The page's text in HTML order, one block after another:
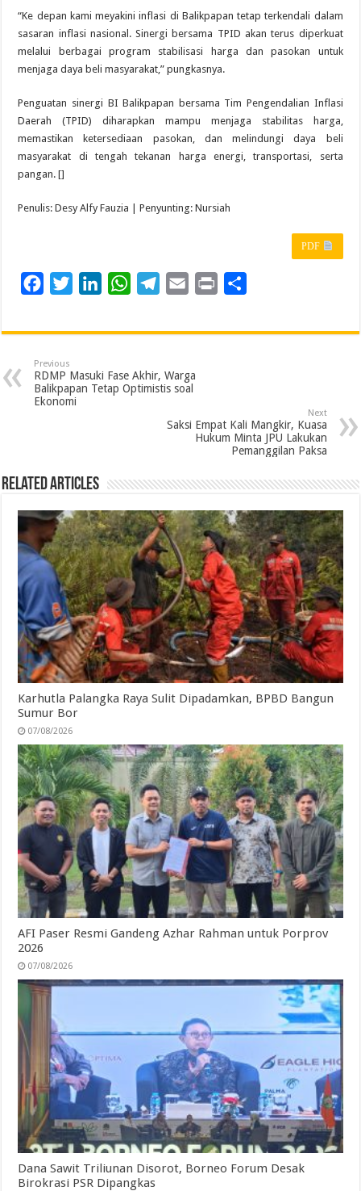
“Ke depan kami meyakini inflasi di Balikpapan tetap terkendali dalam
sasaran inflasi nasional. Sinergi bersama TPID akan terus diperkuat
melalui berbagai program stabilisasi harga dan pasokan untuk
menjaga daya beli masyarakat,” pungkasnya.
Penguatan sinergi BI Balikpapan bersama Tim Pengendalian Inflasi
Daerah (TPID) diharapkan mampu menjaga stabilitas harga,
memastikan ketersediaan pasokan, dan melindungi daya beli
masyarakat di tengah tekanan harga energi, transportasi, serta
pangan. []
Penulis: Desy Alfy Fauzia | Penyunting: Nursiah
PDF
c
b
o
i
t
e
n
e
d
W
a
s
A
l
g
r
a
l
i
a
Previous
RDMP Masuki Fase Akhir, Warga
Balikpapan Tetap Optimistis soal
Ekonomi
Next
Saksi Empat Kali Mangkir, Kuasa
Hukum Minta JPU Lakukan
Pemanggilan Paksa
Related Articles
Karhutla Palangka Raya Sulit Dipadamkan, BPBD Bangun
Sumur Bor
07/08/2026
AFI Paser Resmi Gandeng Azhar Rahman untuk Porprov
2026
07/08/2026
Dana Sawit Triliunan Disorot, Borneo Forum Desak
Birokrasi PSR Dipangkas